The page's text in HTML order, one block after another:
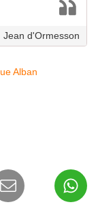
Jean d'Ormesson